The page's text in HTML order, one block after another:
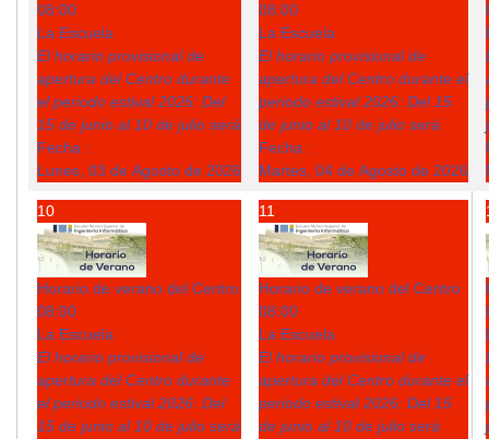
08:00
La Escuela
El horario provisional de
apertura del Centro durante
el periodo estival 2026: Del
15 de junio al 10 de julio será
Fecha :
Lunes, 03 de Agosto de 2026
08:00
La Escuela
El horario provisional de
apertura del Centro durante el
periodo estival 2026: Del 15
de junio al 10 de julio será
Fecha :
Martes, 04 de Agosto de 2026
10
Horario de verano del Centro
08:00
La Escuela
El horario provisional de
apertura del Centro durante
el periodo estival 2026: Del
15 de junio al 10 de julio será
11
Horario de verano del Centro
08:00
La Escuela
El horario provisional de
apertura del Centro durante el
periodo estival 2026: Del 15
de junio al 10 de julio será